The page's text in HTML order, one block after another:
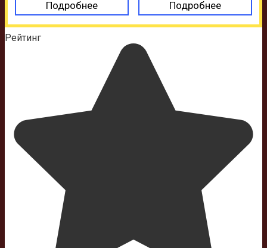
Подробнее Подробнее
Рейтинг